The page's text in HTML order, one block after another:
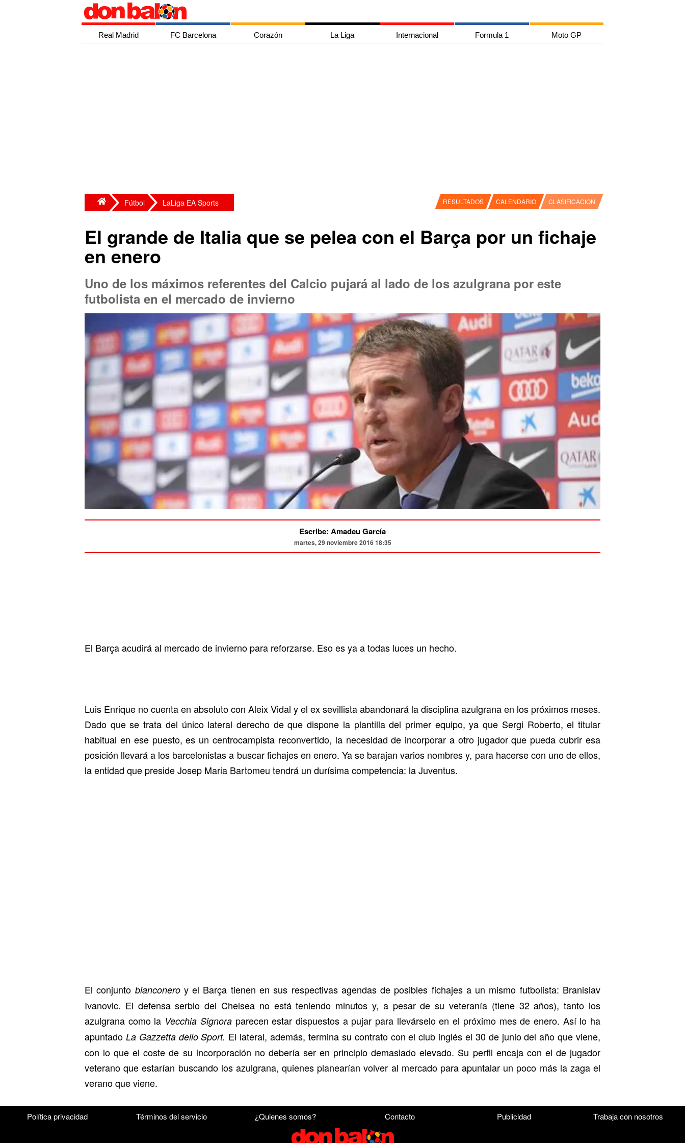
Real Madrid FC Barcelona Corazón La Liga Internacional Formula 1 Moto GP
Fútbol LaLiga EA Sports RESULTADOS CALENDARIO CLASIFICACION
El grande de Italia que se pelea con el Barça por un fichaje
en enero
Uno de los máximos referentes del Calcio pujará al lado de los azulgrana por este
futbolista en el mercado de invierno
Escribe: Amadeu García
martes, 29 noviembre 2016 18:35
El Barça acudirá al mercado de invierno para reforzarse. Eso es ya a todas luces un hecho.
Luis Enrique no cuenta en absoluto con Aleix Vidal y el ex sevillista abandonará la disciplina azulgrana en los próximos meses.
Dado que se trata del único lateral derecho de que dispone la plantilla del primer equipo, ya que Sergi Roberto, el titular
habitual en ese puesto, es un centrocampista reconvertido, la necesidad de incorporar a otro jugador que pueda cubrir esa
posición llevará a los barcelonistas a buscar fichajes en enero. Ya se barajan varios nombres y, para hacerse con uno de ellos,
la entidad que preside Josep Maria Bartomeu tendrá un durísima competencia: la Juventus.
El conjunto bianconero y el Barça tienen en sus respectivas agendas de posibles fichajes a un mismo futbolista: Branislav
Ivanovic. El defensa serbio del Chelsea no está teniendo minutos y, a pesar de su veteranía (tiene 32 años), tanto los
azulgrana como la Vecchia Signora parecen estar dispuestos a pujar para llevárselo en el próximo mes de enero. Así lo ha
apuntado La Gazzetta dello Sport. El lateral, además, termina su contrato con el club inglés el 30 de junio del año que viene,
con lo que el coste de su incorporación no debería ser en principio demasiado elevado. Su perfil encaja con el de jugador
veterano que estarían buscando los azulgrana, quienes planearían volver al mercado para apuntalar un poco más la zaga el
verano que viene.
Política privacidad Términos del servicio ¿Quienes somos? Contacto Publicidad Trabaja con nosotros